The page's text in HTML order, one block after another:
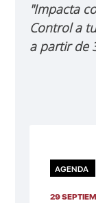
"Impacta
Control a
a partir de
AGENDA
29